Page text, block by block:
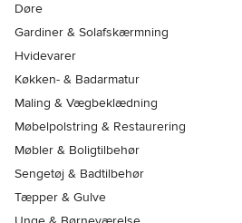
Døre
Gardiner & Solafskærmning
Hvidevarer
Køkken- & Badarmatur
Maling & Vægbeklædning
Møbelpolstring & Restaurering
Møbler & Boligtilbehør
Sengetøj & Badtilbehør
Tæpper & Gulve